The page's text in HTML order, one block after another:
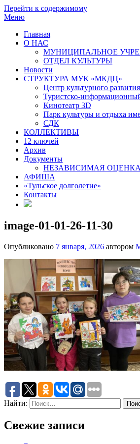
Перейти к содержимому
Меню
Главная
О НАС
МУНИЦИПАЛЬНОЕ
ОТДЕЛ КУЛЬТУРЫ
Новости
СТРУКТУРА МУК «МКДЦ»
Центр культурного развития
Туристско-
Кинотеатр 3D
Парк культуры и отдыха
СДК
КОЛЛЕКТИВЫ
12 ключей
Архив
Документы
НЕЗАВИСИМАЯ
АФИША
«Тульское долголетие»
Контакты
image-01-01-26-11-30
Опубликовано 7 января, 2026 автором
Найти:
Свежие записи